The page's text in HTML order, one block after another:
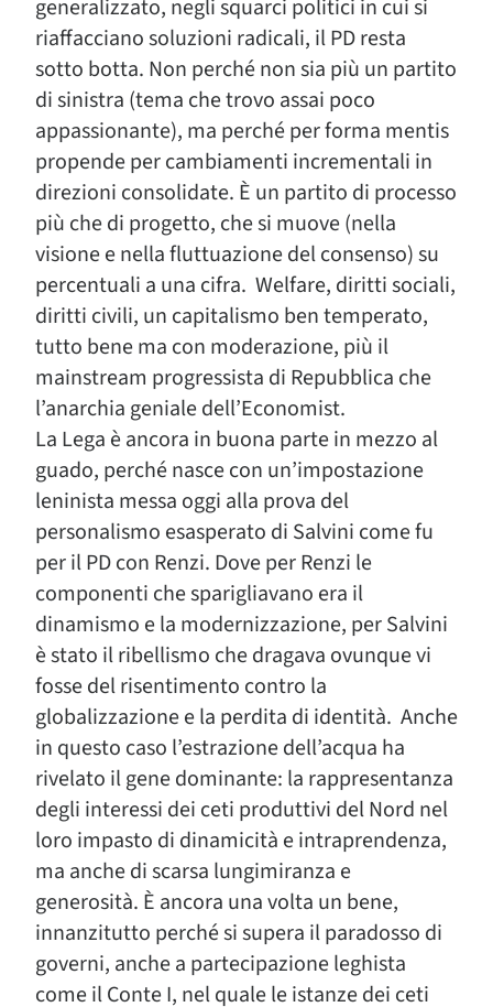
generalizzato, negli squarci politici in cui si
riaffacciano soluzioni radicali, il PD resta
sotto botta. Non perché non sia più un partito
di sinistra (tema che trovo assai poco
appassionante), ma perché per forma mentis
propende per cambiamenti incrementali in
direzioni consolidate. È un partito di processo
più che di progetto, che si muove (nella
visione e nella fluttuazione del consenso) su
percentuali a una cifra. Welfare, diritti sociali,
diritti civili, un capitalismo ben temperato,
tutto bene ma con moderazione, più il
mainstream progressista di Repubblica che
l’anarchia geniale dell’Economist.
La Lega è ancora in buona parte in mezzo al
guado, perché nasce con un’impostazione
leninista messa oggi alla prova del
personalismo esasperato di Salvini come fu
per il PD con Renzi. Dove per Renzi le
componenti che sparigliavano era il
dinamismo e la modernizzazione, per Salvini
è stato il ribellismo che dragava ovunque vi
fosse del risentimento contro la
globalizzazione e la perdita di identità. Anche
in questo caso l’estrazione dell’acqua ha
rivelato il gene dominante: la rappresentanza
degli interessi dei ceti produttivi del Nord nel
loro impasto di dinamicità e intraprendenza,
ma anche di scarsa lungimiranza e
generosità. È ancora una volta un bene,
innanzitutto perché si supera il paradosso di
governi, anche a partecipazione leghista
come il Conte I, nel quale le istanze dei ceti